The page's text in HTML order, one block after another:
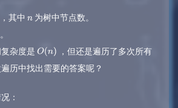
nodes.push(next);
}
}
return maxDepth;
，其中 n 为树中节点数。
​ 。
杂度是 O(n)
，但还是遍历了多次所有
历中找出需要的答案呢？
：